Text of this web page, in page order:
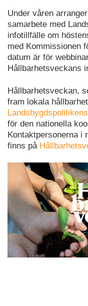
Under våren
samarbete med
infotillfälle om
med Kommissionen
datum är för
Hållbarhetsveckans
Hållbarhetsveckan,
fram lokala
för den nationella
Kontaktpersonerna i
finns på